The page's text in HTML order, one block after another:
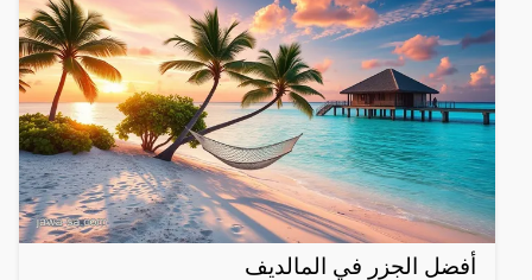
أفضل الجزر في المالديف